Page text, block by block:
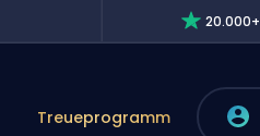
20.000+
Treueprogramm